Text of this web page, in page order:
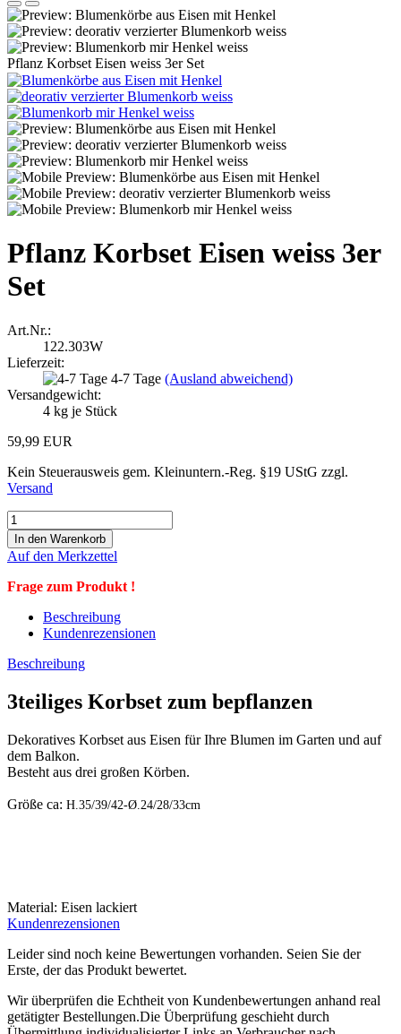
Pflanz Korbset Eisen weiss 3er Set
Pflanz Korbset Eisen weiss 3er
Set
Art.Nr.:
122.303W
Lieferzeit:
4-7 Tage (Ausland abweichend)
Versandgewicht:
4 kg je Stück
59,99 EUR
Kein Steuerausweis gem. Kleinuntern.-Reg. §19 UStG zzgl.
Versand
Auf den Merkzettel
Frage zum Produkt !
Beschreibung
Kundenrezensionen
Beschreibung
3teiliges Korbset zum bepflanzen
Dekoratives Korbset aus Eisen für Ihre Blumen im Garten und auf
dem Balkon.
Besteht aus drei großen Körben.
Größe ca: H.35/39/42-Ø.24/28/33cm
Material: Eisen lackiert
Kundenrezensionen
Leider sind noch keine Bewertungen vorhanden. Seien Sie der
Erste, der das Produkt bewertet.
Wir überprüfen die Echtheit von Kundenbewertungen anhand real
getätigter Bestellungen.Die Überprüfung geschieht durch